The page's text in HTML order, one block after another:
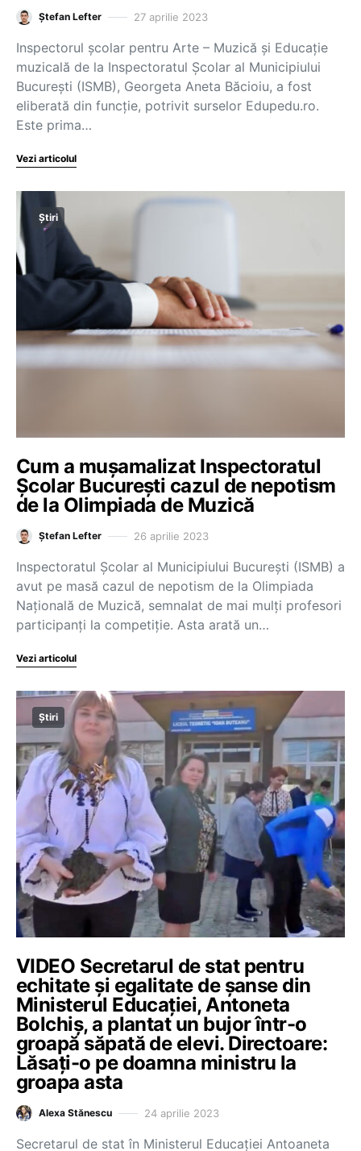
Ștefan Lefter 27 aprilie 2023
Inspectorul școlar pentru Arte – Muzică și Educație
muzicală de la Inspectoratul Școlar al Municipiului
București (ISMB), Georgeta Aneta Băcioiu, a fost
eliberată din funcție, potrivit surselor Edupedu.ro.
Este prima…
Vezi articolul
Știri
Cum a mușamalizat Inspectoratul
Școlar București cazul de nepotism
de la Olimpiada de Muzică
Ștefan Lefter 26 aprilie 2023
Inspectoratul Școlar al Municipiului București (ISMB) a
avut pe masă cazul de nepotism de la Olimpiada
Națională de Muzică, semnalat de mai mulți profesori
participanți la competiție. Asta arată un…
Vezi articolul
Știri
VIDEO Secretarul de stat pentru
echitate și egalitate de șanse din
Ministerul Educației, Antoneta
Bolchiș, a plantat un bujor într-o
groapă săpată de elevi. Directoare:
Lăsați-o pe doamna ministru la
groapa asta
Alexa Stănescu 24 aprilie 2023
Secretarul de stat în Ministerul Educației Antoaneta